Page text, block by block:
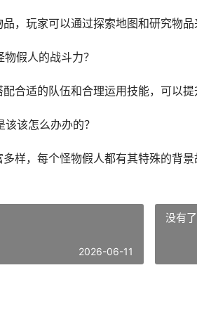
，玩家可以通过探索地图和研究物品
假人的战斗力？
合适的队伍和合理运用技能，可以提
该怎么办办的？
样，每个怪物假人都有其特殊的背景
2026-06-11
没有了